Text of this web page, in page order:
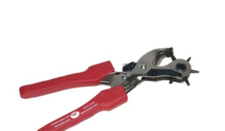
Lochzange Selzer Revolver mit
Hebelübersetzung